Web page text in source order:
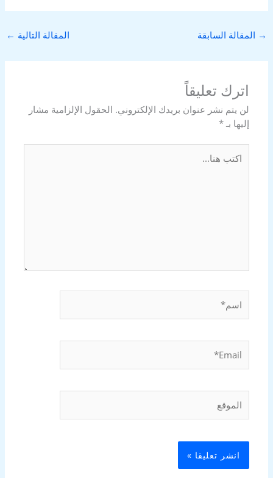
→ المقالة السابقة المقالة التالية ←
اترك تعليقاً
لن يتم نشر عنوان بريدك الإلكتروني. الحقول الإلزامية مشار
إليها بـ*
هنا...